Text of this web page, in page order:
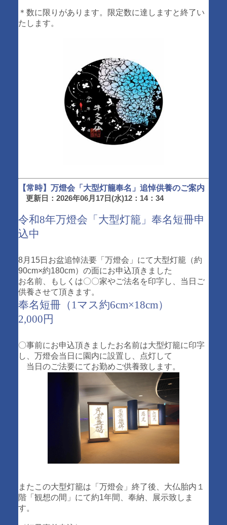
＊数に限りがあります。限定数に達しますと終了い
たします。
【常時】万燈会「大型灯籠奉名」追悼供養のご案内
更新日：2026年06月17日(水)12：14：34
令和8年万燈会「大型灯籠」奉名短冊申
込中
8月15日お盆追悼法要「万燈会」にて大型灯籠（約
90cm×約180cm）の面にお申込頂きました
お名前、もしくは〇〇家やご法名を印字し、当日ご
供養させて頂きます。
奉名短冊（1マス約6cm×18cm）
2,000円
〇事前にお申込頂きましたお名前は大型灯籠に印字
し、万燈会当日に園内に設置し、点灯して
当日のご法要にてお勤めご供養致します。
またこの大型灯籠は「万燈会」終了後、大仏胎内１
階「観想の間」にて約1年間、奉納、展示致しま
す。